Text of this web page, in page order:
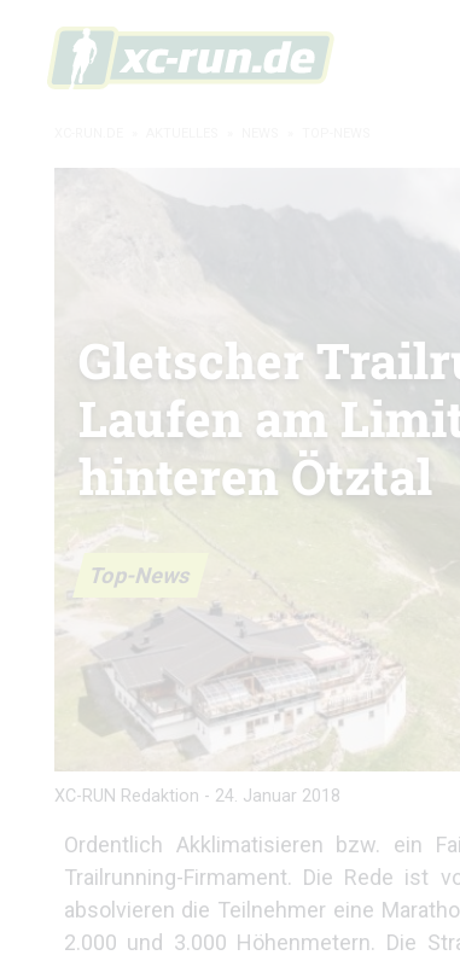
Top-News
Gletscher
Laufen am
hinteren Ötztal
XC-RUN Redaktion - 24. Januar 2018
Ordentlich Akklimatisieren bzw. ein
Trailrunning-Firmament. Die Rede ist
absolvieren die Teilnehmer eine
2.000 und 3.000 Höhenmetern. Die